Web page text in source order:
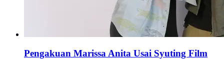
Pengakuan Marissa Anita Usai Syuting Film